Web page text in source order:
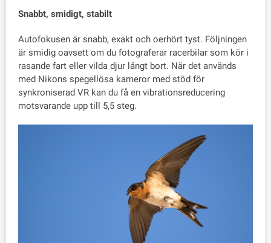
Snabbt, smidigt, stabilt
Autofokusen är snabb, exakt och oerhört tyst. Följningen
är smidig oavsett om du fotograferar racerbilar som kör i
rasande fart eller vilda djur långt bort. När det används
med Nikons spegellösa kameror med stöd för
synkroniserad VR kan du få en vibrationsreducering
motsvarande upp till 5,5 steg.